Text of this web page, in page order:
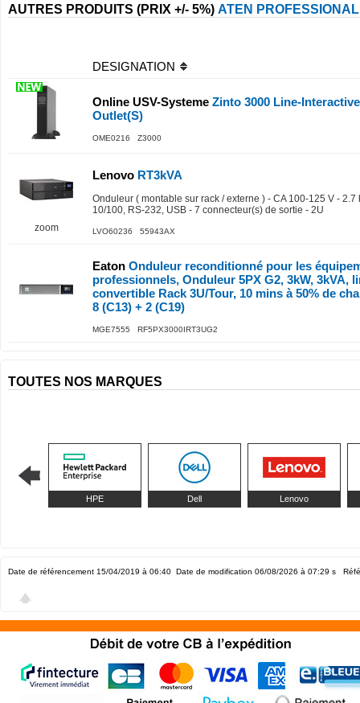
AUTRES PRODUITS (PRIX +/- 5%) ATEN
DESIGNATION
Online USV-Systeme Zinto 3000 Line-
Outlet(S)
OME0216 Z3000
zoom
Lenovo RT3kVA
Onduleur ( montable sur rack / externe ) - CA 100-125 V - 2.7
10/100, RS-232, USB - 7 connecteur(s) de sortie - 2U
LVO60236 55943AX
Eaton Onduleur reconditionné pour les
professionnels, Onduleur 5PX G2, 3kW, 3kVA,
convertible Rack 3U/Tour, 10 mins à 50% de
8 (C13) + 2 (C19)
MGE7555 RF5PX3000IRT3UG2
TOUTES NOS MARQUES
HPE Dell Lenovo
Date de référencement 15/04/2019 à 06:40 Date de modification 06/08/2026 à 07:29 s